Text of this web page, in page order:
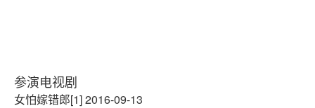
参演电视剧
女怕嫁错郎[1] 2016-09-13